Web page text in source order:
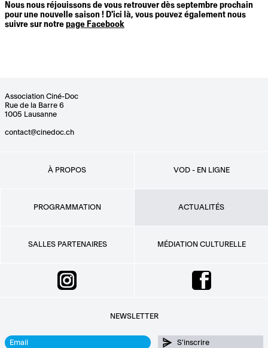
Nous nous réjouissons de vous retrouver dès septembre prochain
pour une nouvelle saison ! D'ici là, vous pouvez également nous
suivre sur notre page Facebook
Association Ciné-Doc
Rue de la Barre 6
1005 Lausanne
contact@cinedoc.ch
À PROPOS VOD - EN LIGNE
PROGRAMMATION ACTUALITÉS
SALLES PARTENAIRES MÉDIATION CULTURELLE
NEWSLETTER